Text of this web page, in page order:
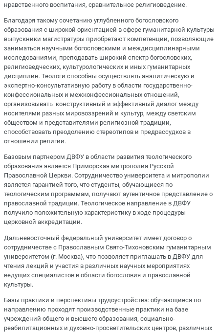
нравственного воспитания, сравнительное религиоведение.
Благодаря такому сочетанию углубленного богословского
образования с широкой ориентацией в сфере гуманитарной культуры
выпускники магистратуры приобретают компетенции, позволяющие
заниматься научными богословскими и междисциплинарными
исследованиями, преподавать широкий спектр богословских,
религиоведческих, культурологических и иных гуманитарных
дисциплин. Теологи способны осуществлять аналитическую и
экспертно-консультативную работу в области государственно-
конфессиональных и межконфессиональных отношений,
организовывать конструктивный и эффективный диалог между
носителями разных мировоззрений и культур, между светским
обществом и представителями религиозной традиции,
способствовать преодолению стереотипов и предрассудков в
отношении религии.
Базовым партнером ДВФУ в области развития теологического
образования является Приморская митрополия Русской
Православной Церкви. Сотрудничество университета и митрополии
является гарантией того, что студенты, обучающиеся по
теологическим программам, получают аутентичное представление о
православной традиции. Теологическое направление в ДВФУ
получило положительную характеристику в ходе процедуры
церковной аккредитации.
Дальневосточный федеральный университет имеет договор о
сотрудничестве с Православным Свято-Тихоновским гуманитарным
университетом (г. Москва), что позволяет приглашать в ДВФУ для
чтения лекций и участия в различных научных мероприятиях
ведущих специалистов в области богословия и православной
культуры.
Базы практики и перспективы трудоустройства: обучающиеся по
направлению проходят производственные практики на базе
учреждений общего и высшего образования, социально-
реабилитационных и духовно-просветительских центров, различных